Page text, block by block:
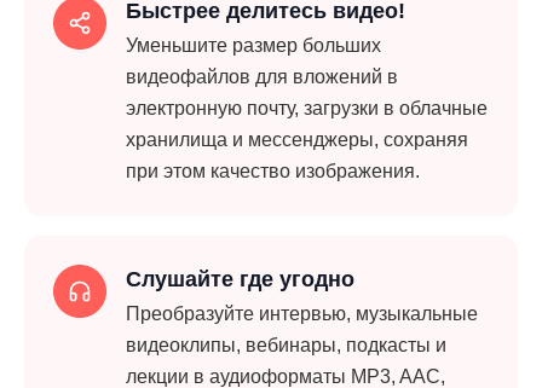
Быстрее делитесь видео!
Уменьшите размер больших
видеофайлов для вложений в
электронную почту, загрузки в облачные
хранилища и мессенджеры, сохраняя
при этом качество изображения.
Слушайте где угодно
Преобразуйте интервью, музыкальные
видеоклипы, вебинары, подкасты и
лекции в аудиоформаты MP3, AAC,